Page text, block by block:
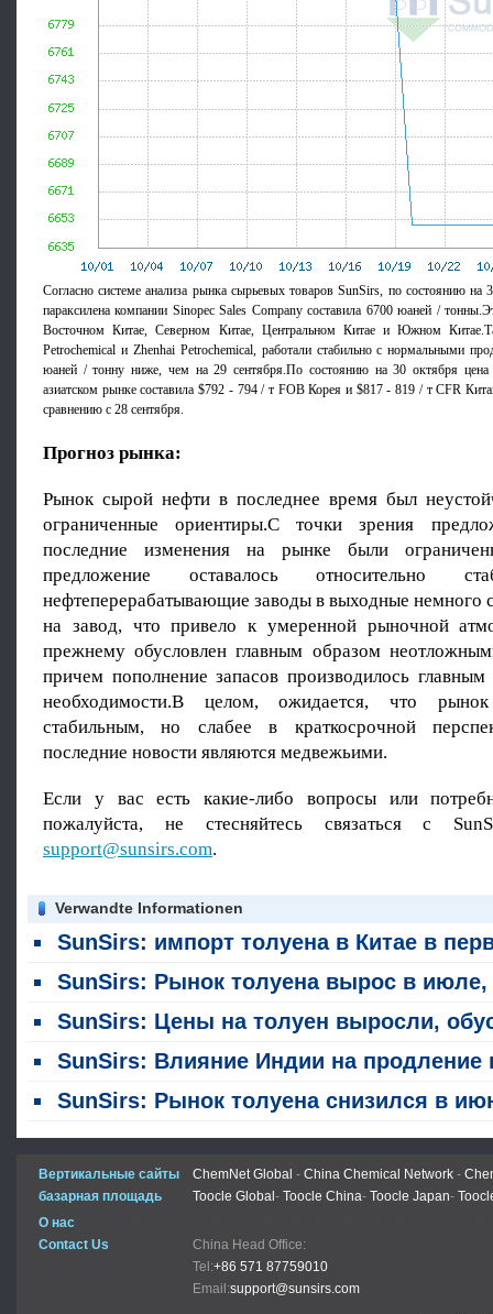
Согласно системе анализа рынка сырьевых товаров SunSirs, по состоянию на
параксилена компании Sinopec Sales Company составила 6700 юаней /
Восточном Китае, Северном Китае, Центральном Китае и Южном
Petrochemical и Zhenhai Petrochemical, работали стабильно с нормальными
юаней / тонну ниже, чем на 29 сентября.По состоянию на 30 октября цена
азиатском рынке составила $792 - 794 / т FOB Корея и $817 - 819 / т CFR
сравнению с 28 сентября.
Прогноз рынка:
Рынок сырой нефти в последнее время был
ограниченные ориентиры.С точки зрения
последние изменения на рынке были
предложение оставалось относительно
нефтеперерабатывающие заводы в выходные немного
на завод, что привело к умеренной рыночной
прежнему обусловлен главным образом
причем пополнение запасов производилось
необходимости.В целом, ожидается, что
стабильным, но слабее в краткосрочной
последние новости являются медвежьими.
Если у вас есть какие-либо вопросы или
пожалуйста, не стесняйтесь связаться с
support@sunsirs.com.
Verwandte Informationen
SunSirs: импорт толуена в Китае в первой половине 2026 года почти достиг нуля; взрывный рост экспорта изменяет ландшафт торговли
SunSirs: Рынок толуена вырос в июле, подстегнув факторами как стоимости, так и спроса и
SunSirs: Цены на толуен выросли, обусловленные одновременным ростом как факторов затрат, так и динамики спроса и
SunSirs: Влияние Индии на продление политики нулевых тарифов на нефтехимические продукты на китайский рынок
SunSirs: Рынок толуена снизился в июне на фоне давления спроса и
Вертикальные сайты ChemNet Global - China Chemical Network -
базарная площадь
Toocle Global - Toocle China- Toocle Japan-
О нас
Contact Us
China Head Office:
Tel:+86 571 87759010
Email:support@sunsirs.com